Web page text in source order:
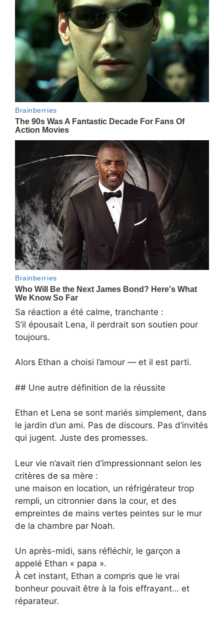
Sa réaction a été calme, tranchante :
S’il épousait Lena, il perdrait son soutien pour
toujours.
Alors Ethan a choisi l’amour — et il est parti.
## Une autre définition de la réussite
Ethan et Lena se sont mariés simplement, dans
le jardin d’un ami. Pas de discours. Pas d’invités
qui jugent. Juste des promesses.
Leur vie n’avait rien d’impressionnant selon les
critères de sa mère :
une maison en location, un réfrigérateur trop
rempli, un citronnier dans la cour, et des
empreintes de mains vertes peintes sur le mur
de la chambre par Noah.
Un après-midi, sans réfléchir, le garçon a
appelé Ethan « papa ».
À cet instant, Ethan a compris que le vrai
bonheur pouvait être à la fois effrayant… et
réparateur.